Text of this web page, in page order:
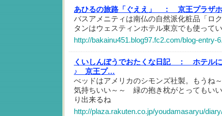
あひるの旅路「ぐええ」 ：
京王プラザ
バスアメニティは南仏の自然派化粧品「ロ
タンはウェスティンホテル東京でも使って
http://bakainu451.blog97.fc2.com/blog-entry-
くいしんぼうでおたくな日記 ：
ホテル
♪ 京王プ…
べッドはアメリカのシモンズ社製。もうね
気持ちいい～～ 緑の抱き枕がとってもい
り出来るね
http://plaza.rakuten.co.jp/youdamasaryu/